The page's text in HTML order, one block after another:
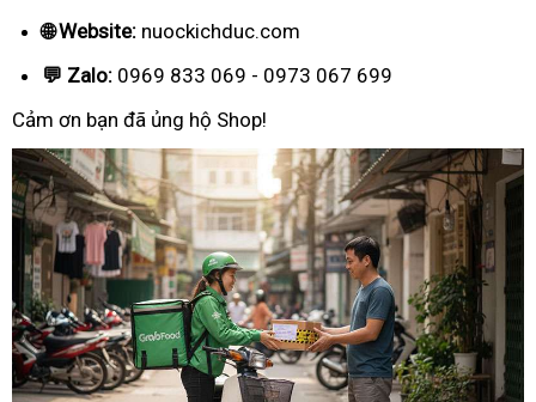
🌐 Website: nuockichduc.com
💬 Zalo: 0969 833 069 - 0973 067 699
Cảm ơn bạn đã ủng hộ Shop!